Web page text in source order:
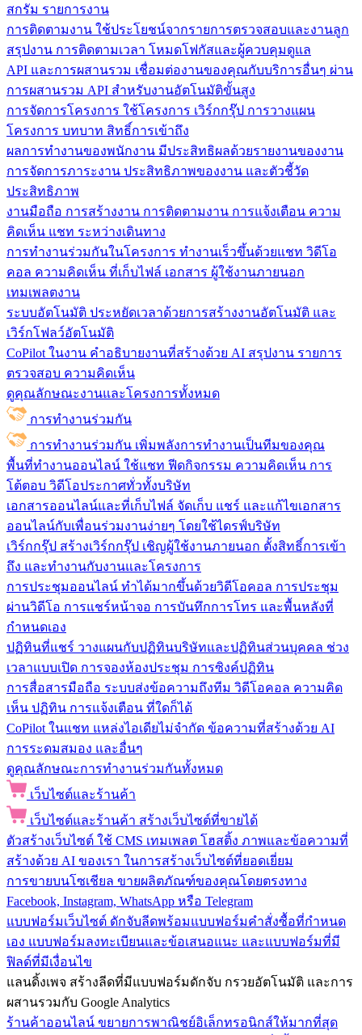
สกรัม รายการงาน
การติดตามงาน ใช้ประโยชน์จากรายการตรวจสอบและงานลูก
สรุปงาน การติดตามเวลา โหมดโฟกัสและผู้ควบคุมดูแล
API และการผสานรวม เชื่อมต่องานของคุณกับบริการอื่นๆ ผ่าน
การผสานรวม API สำหรับงานอัตโนมัติขั้นสูง
การจัดการโครงการ ใช้โครงการ เวิร์กกรุ๊ป การวางแผน
โครงการ บทบาท สิทธิ์การเข้าถึง
ผลการทำงานของพนักงาน มีประสิทธิผลด้วยรายงานของงาน
การจัดการภาระงาน ประสิทธิภาพของงาน และตัวชี้วัด
ประสิทธิภาพ
งานมือถือ การสร้างงาน การติดตามงาน การแจ้งเตือน ความ
คิดเห็น แชท ระหว่างเดินทาง
การทำงานร่วมกันในโครงการ ทํางานเร็วขึ้นด้วยแชท วิดีโอ
คอล ความคิดเห็น ที่เก็บไฟล์ เอกสาร ผู้ใช้งานภายนอก
เทมเพลตงาน
ระบบอัตโนมัติ ประหยัดเวลาด้วยการสร้างงานอัตโนมัติ และ
เวิร์กโฟลว์อัตโนมัติ
CoPilot ในงาน คำอธิบายงานที่สร้างด้วย AI สรุปงาน รายการ
ตรวจสอบ ความคิดเห็น
ดูคุณลักษณะงานและโครงการทั้งหมด
การทำงานร่วมกัน
การทำงานร่วมกัน เพิ่มพลังการทำงานเป็นทีมของคุณ
พื้นที่ทำงานออนไลน์ ใช้แชท ฟีดกิจกรรม ความคิดเห็น การ
โต้ตอบ วิดีโอประกาศทั่วทั้งบริษัท
เอกสารออนไลน์และที่เก็บไฟล์ จัดเก็บ แชร์ และแก้ไขเอกสาร
ออนไลน์กับเพื่อนร่วมงานง่ายๆ โดยใช้ไดรฟ์บริษัท
เวิร์กกรุ๊ป สร้างเวิร์กกรุ๊ป เชิญผู้ใช้งานภายนอก ตั้งสิทธิ์การเข้า
ถึง และทำงานกับงานและโครงการ
การประชุมออนไลน์ ทำได้มากขึ้นด้วยวิดีโอคอล การประชุม
ผ่านวิดีโอ การแชร์หน้าจอ การบันทึกการโทร และพื้นหลังที่
กำหนดเอง
ปฏิทินที่แชร์ วางแผนกับปฏิทินบริษัทและปฏิทินส่วนบุคคล ช่วง
เวลาแบบเปิด การจองห้องประชุม การซิงค์ปฏิทิน
การสื่อสารมือถือ ระบบส่งข้อความถึงทีม วิดีโอคอล ความคิด
เห็น ปฏิทิน การแจ้งเตือน ที่ใดก็ได้
CoPilot ในแชท แหล่งไอเดียไม่จำกัด ข้อความที่สร้างด้วย AI
การระดมสมอง และอื่นๆ
ดูคุณลักษณะการทำงานร่วมกันทั้งหมด
เว็บไซต์และร้านค้า
เว็บไซต์และร้านค้า สร้างเว็บไซต์ที่ขายได้
ตัวสร้างเว็บไซต์ ใช้ CMS เทมเพลต โฮสติ้ง ภาพและข้อความที่
สร้างด้วย AI ของเรา ในการสร้างเว็บไซต์ที่ยอดเยี่ยม
การขายบนโซเชียล ขายผลิตภัณฑ์ของคุณโดยตรงทาง
Facebook, Instagram, WhatsApp หรือ Telegram
แบบฟอร์มเว็บไซต์ ดักจับลีดพร้อมแบบฟอร์มคำสั่งซื้อที่กำหนด
เอง แบบฟอร์มลงทะเบียนและข้อเสนอแนะ และแบบฟอร์มที่มี
ฟิลด์ที่มีเงื่อนไข
แลนดิ้งเพจ สร้างลีดที่มีแบบฟอร์มดักจับ กรวยอัตโนมัติ และการ
ผสานรวมกับ Google Analytics
ร้านค้าออนไลน์ ขยายการพาณิชย์อิเล็กทรอนิกส์ให้มากที่สุด